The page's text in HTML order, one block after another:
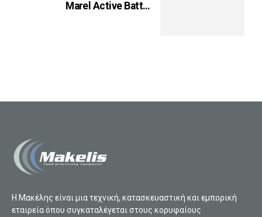
Marel Active Batter
Η Μακέλης είναι μια τεχνική, κατασκευαστική και εμπορική
εταιρεία όπου συγκαταλέγεται στους κορυφαίους